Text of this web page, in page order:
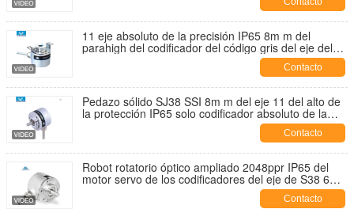
11 eje absoluto de la precisión IP65 8m m del
parahigh del codificador del código gris del eje del
Contacto
Pedazo sólido SJ38 SSI 8m m del eje 11 del alto de
la protección IP65 solo codificador absoluto de la
Contacto
Robot rotatorio óptico ampliado 2048ppr IP65 del
motor servo de los codificadores del eje de S38 6m
Contacto